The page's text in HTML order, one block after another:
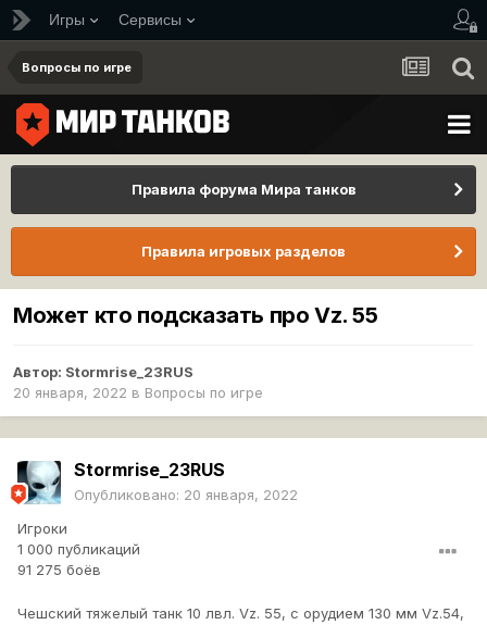
Игры Сервисы
Вопросы по игре
Правила форума Мира танков
Правила игровых разделов
Может кто подсказать про Vz. 55
Автор: Stormrise_23RUS
20 января, 2022 в Вопросы по игре
Stormrise_23RUS
Опубликовано: 20 января, 2022
Игроки
1 000 публикаций
91 275 боёв
Чешский тяжелый танк 10 лвл. Vz. 55, с орудием 130 мм Vz.54,